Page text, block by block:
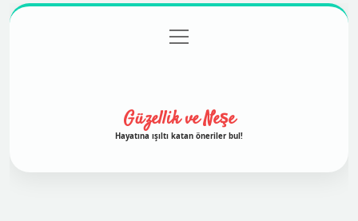
Gizlilik Politikası
menüyü
aç
Güzellik ve Neşe
Hayatına ışıltı katan öneriler bul!